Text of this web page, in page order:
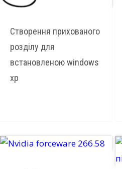
Створення прихованого
розділу для
встановленою windows
xp